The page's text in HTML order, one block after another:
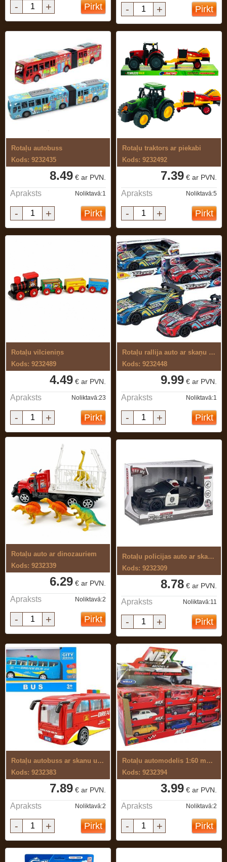
- + Pirkt - + Pirkt
Rotaļu autobuss
Kods: 9232435
8.49 € ar PVN.
Apraksts Noliktavā:1
- + Pirkt
Rotaļu traktors ar piekabi
Kods: 9232492
7.39 € ar PVN.
Apraksts Noliktavā:5
- + Pirkt
Rotaļu vilcieniņs
Kods: 9232489
4.49 € ar PVN.
Apraksts Noliktavā:23
- + Pirkt
Rotaļu rallija auto ar skaņu un gaismu
Kods: 9232448
9.99 € ar PVN.
Apraksts Noliktavā:1
- + Pirkt
Rotaļu auto ar dinozauriem
Kods: 9232339
6.29 € ar PVN.
Apraksts Noliktavā:2
- + Pirkt
Rotaļu policijas auto ar skaņu un gaismu
Kods: 9232309
8.78 € ar PVN.
Apraksts Noliktavā:11
- + Pirkt
Rotaļu autobuss ar skanu un gaismu
Kods: 9232383
7.89 € ar PVN.
Apraksts Noliktavā:2
- + Pirkt
Rotaļu automodelis 1:60 metāla
Kods: 9232394
3.99 € ar PVN.
Apraksts Noliktavā:2
- + Pirkt